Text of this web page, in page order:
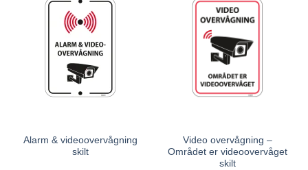
Alarm & videoovervågning
skilt
Video overvågning –
Området er videoovervåget
skilt